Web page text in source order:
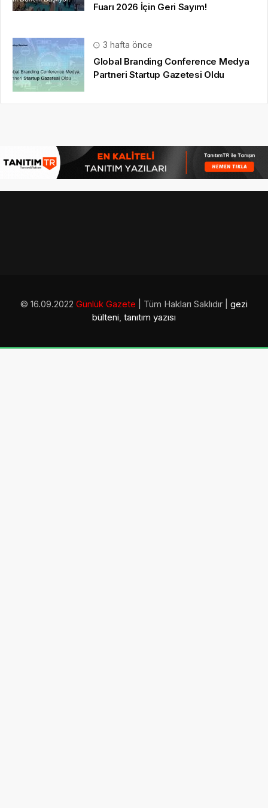
Fuarı 2026 İçin Geri Sayım!
3 hafta önce
Global Branding Conference Medya
Partneri Startup Gazetesi Oldu
© 16.09.2022 Günlük Gazete | Tüm Hakları Saklıdır | gezi
bülteni, tanıtım yazısı